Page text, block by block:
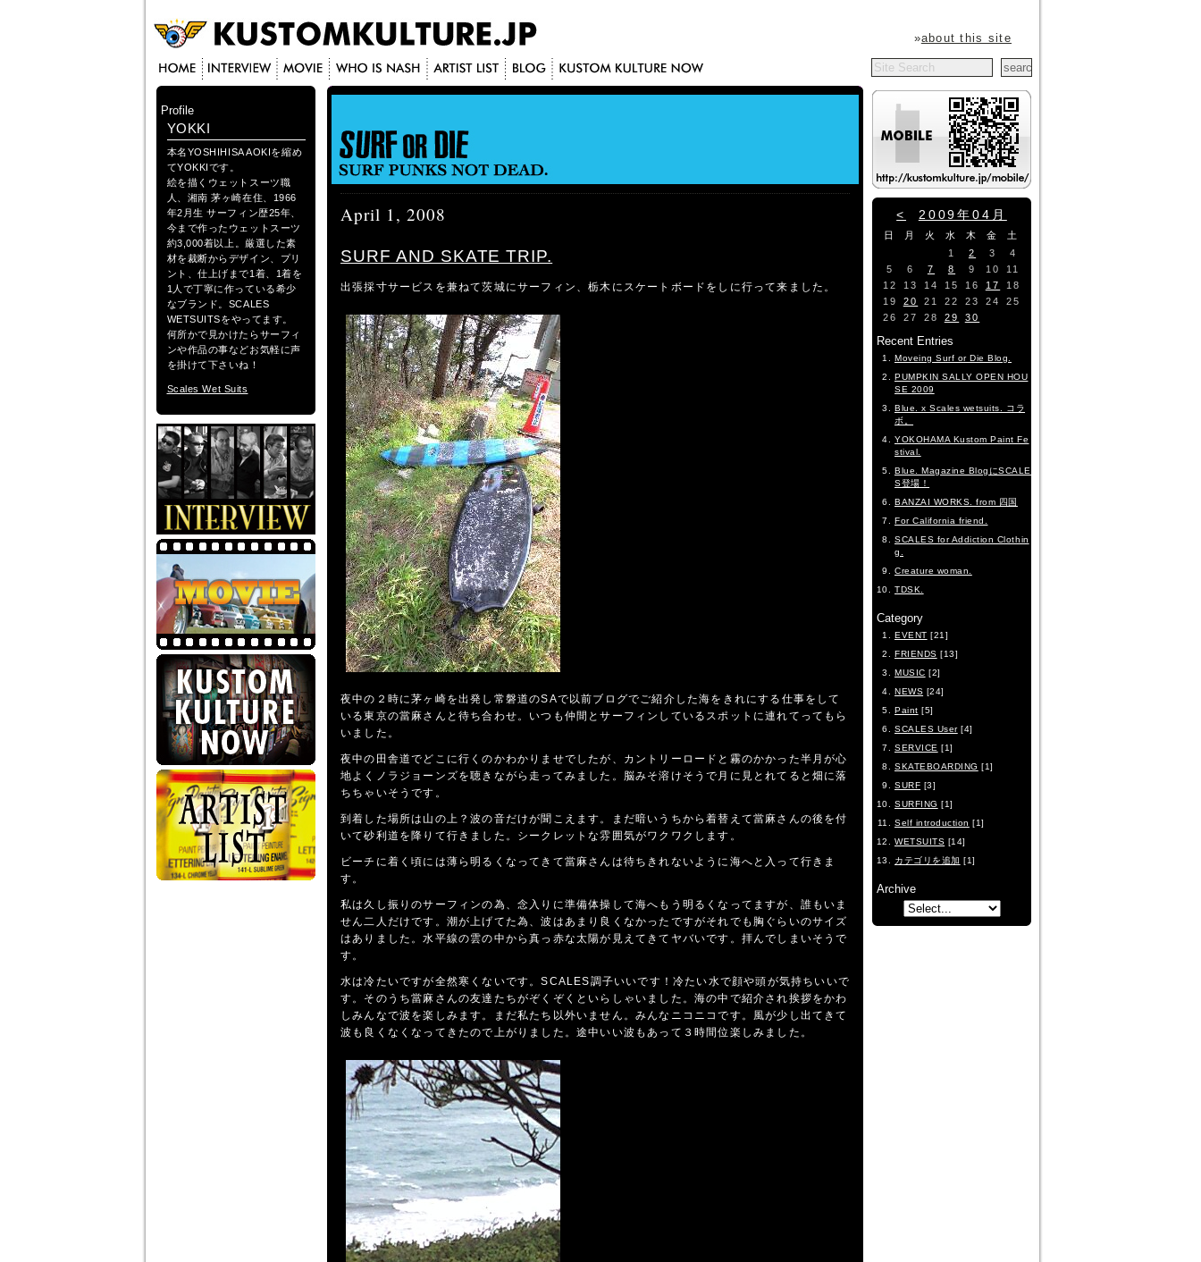
»about this site
April 1, 2008
SURF AND SKATE TRIP.
出張採寸サービスを兼ねて茨城にサーフィン、栃木にスケートボードをしに行って来ました。
夜中の２時に茅ヶ崎を出発し常磐道のSAで以前ブログでご紹介した海をきれにする仕事をして
いる東京の當麻さんと待ち合わせ。いつも仲間とサーフィンしているスポットに連れてってもら
いました。
夜中の田舎道でどこに行くのかわかりませでしたが、カントリーロードと霧のかかった半月が心
地よくノラジョーンズを聴きながら走ってみました。脳みそ溶けそうで月に見とれてると畑に落
ちちゃいそうです。
到着した場所は山の上？波の音だけが聞こえます。まだ暗いうちから着替えて當麻さんの後を付
いて砂利道を降りて行きました。シークレットな雰囲気がワクワクします。
ビーチに着く頃には薄ら明るくなってきて當麻さんは待ちきれないように海へと入って行きま
す。
私は久し振りのサーフィンの為、念入りに準備体操して海へもう明るくなってますが、誰もいま
せん二人だけです。潮が上げてた為、波はあまり良くなかったですがそれでも胸ぐらいのサイズ
はありました。水平線の雲の中から真っ赤な太陽が見えてきてヤバいです。拝んでしまいそうで
す。
水は冷たいですが全然寒くないです。SCALES調子いいです！冷たい水で顔や頭が気持ちいいで
す。そのうち當麻さんの友達たちがぞくぞくといらしゃいました。海の中で紹介され挨拶をかわ
しみんなで波を楽しみます。まだ私たち以外いません。みんなニコニコです。風が少し出てきて
波も良くなくなってきたので上がりました。途中いい波もあって３時間位楽しみました。
Profile
YOKKI
本名YOSHIHISA AOKIを縮め
てYOKKIです。
絵を描くウェットスーツ職
人、湘南 茅ヶ崎在住、1966
年2月生 サーフィン歴25年、
今まで作ったウェットスーツ
約3,000着以上。厳選した素
材を裁断からデザイン、プリ
ント、仕上げまで1着、1着を
1人で丁寧に作っている希少
なブランド。SCALES
WETSUITSをやってます。
何所かで見かけたらサーフィ
ンや作品の事などお気軽に声
を掛けて下さいね！
Scales Wet Suits
< 2009年04月
日 月 火 水 木 金
土
1
2 3
4
5
6 7 8 9 10
11
12
13 14 15 16 17
18
19
20 21 22 23 24
25
26
27 28 29 30
Recent Entries
Moveing Surf or Die Blog.
PUMPKIN SALLY OPEN HOU
SE 2009
Blue. x Scales wetsuits. コラ
ボ。
YOKOHAMA Kustom Paint Fe
stival.
Blue. Magazine BlogにSCALE
S登場！
BANZAI WORKS. from 四国
For California friend.
SCALES for Addiction Clothin
g.
Creature woman.
TDSK.
Category
EVENT [21]
FRIENDS [13]
MUSIC [2]
NEWS [24]
Paint [5]
SCALES User[4]
SERVICE [1]
SKATEBOARDING [1]
SURF [3]
SURFING [1]
Self introduction [1]
WETSUITS [14]
カテゴリを追加 [1]
Archive